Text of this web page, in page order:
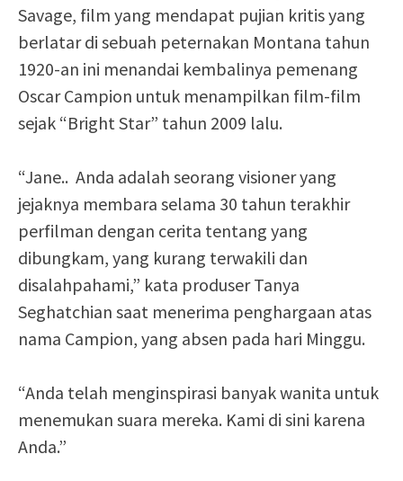
Savage, film yang mendapat pujian kritis yang
berlatar di sebuah peternakan Montana tahun
1920-an ini menandai kembalinya pemenang
Oscar Campion untuk menampilkan film-film
sejak “Bright Star” tahun 2009 lalu.
“Jane.. Anda adalah seorang visioner yang
jejaknya membara selama 30 tahun terakhir
perfilman dengan cerita tentang yang
dibungkam, yang kurang terwakili dan
disalahpahami,” kata produser Tanya
Seghatchian saat menerima penghargaan atas
nama Campion, yang absen pada hari Minggu.
“Anda telah menginspirasi banyak wanita untuk
menemukan suara mereka. Kami di sini karena
Anda.”